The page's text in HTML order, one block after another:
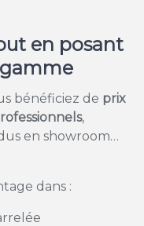
en posant
bénéficiez de prix
,
en showroom…
dans :